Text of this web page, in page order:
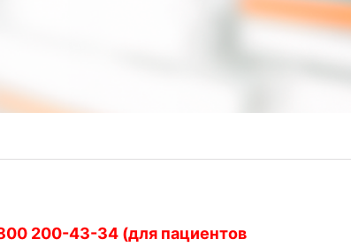
200-43-34 (для пациентов